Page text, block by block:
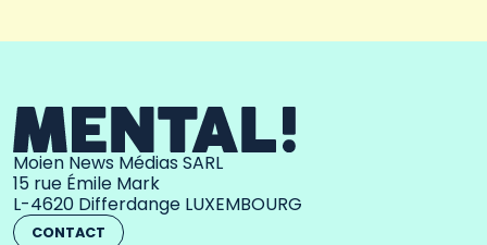
Moien News Médias SARL
15 rue Émile Mark
L-4620 Differdange LUXEMBOURG
CONTACT